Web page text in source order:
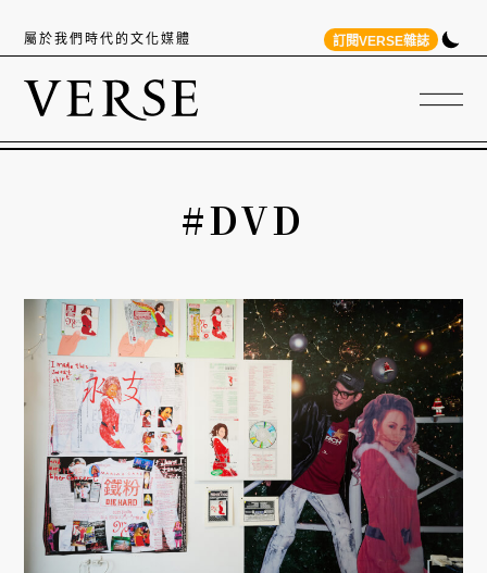
屬於我們時代的文化媒體 訂閱VERSE雜誌
#DVD